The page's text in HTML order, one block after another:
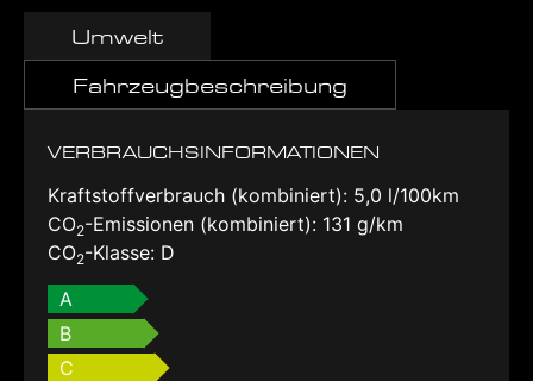
Umwelt
Fahrzeugbeschreibung
VERBRAUCHSINFORMATIONEN
Kraftstoffverbrauch (kombiniert): 5,0 l/100km
CO2-Emissionen (kombiniert): 131 g/km
CO2-Klasse: D
A
B
C